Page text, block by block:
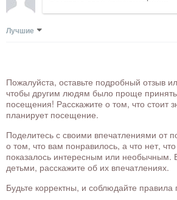
Лучшие
Пожалуйста, оставьте подробный отзыв
чтобы другим людям было проще
посещения! Расскажите о том, что стоит
планирует посещение.
Поделитесь с своими впечатлениями от
о том, что вам понравилось, а что нет,
показалось интересным или необычным.
детьми, расскажите об их впечатлениях.
Будьте корректны, и соблюдайте правила